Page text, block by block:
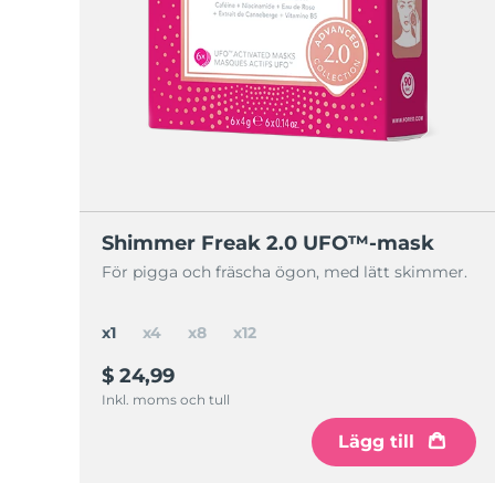
Shimmer Freak 2.0 UFO™-mask
För pigga och fräscha ögon, med lätt skimmer.
$ 24,99
Inkl. moms och tull
Lägg till
x1 x4 x8 x12